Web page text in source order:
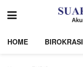
HOME BIROKRASI